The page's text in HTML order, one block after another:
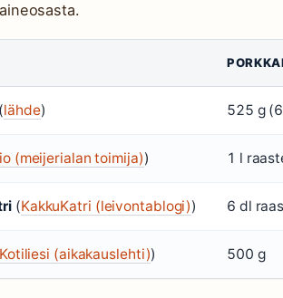
(lähde) 525 g
(meijerialan toimija)) 1 l
(KakkuKatri (leivontablogi)) 6 dl
Kotiliesi (aikakauslehti)) 500 g